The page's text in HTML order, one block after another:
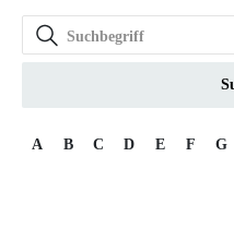
A B C D E F G